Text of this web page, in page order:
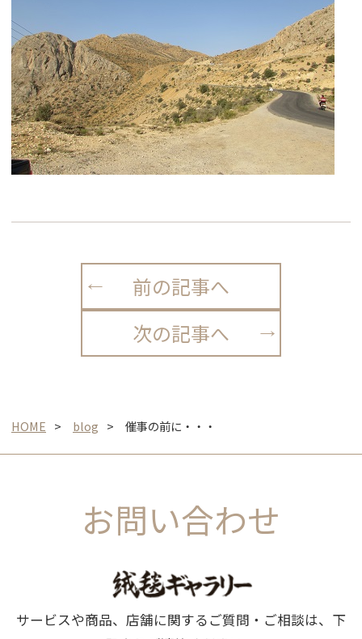
前の記事へ
次の記事へ
HOME blog 催事の前に・・・
お問い合わせ
サービスや商品、店舗に関するご質問・ご相談は、下